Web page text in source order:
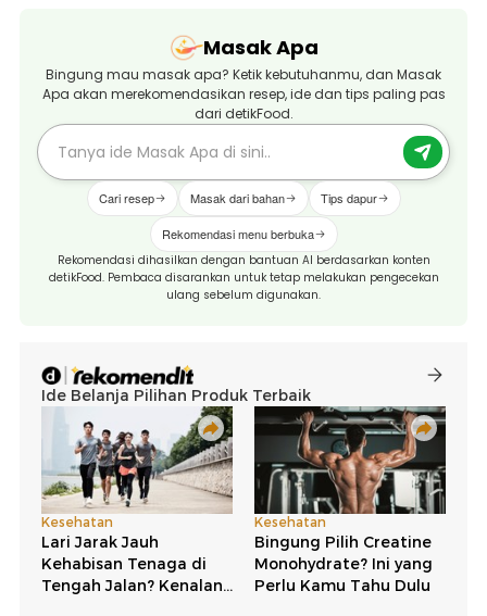
Masak Apa
Bingung mau masak apa? Ketik kebutuhanmu, dan Masak
Apa akan merekomendasikan resep, ide dan tips paling pas
dari detikFood.
Cari resep Masak dari bahan Tips dapur
Rekomendasi menu berbuka
Rekomendasi dihasilkan dengan bantuan AI berdasarkan konten
detikFood. Pembaca disarankan untuk tetap melakukan pengecekan
ulang sebelum digunakan.